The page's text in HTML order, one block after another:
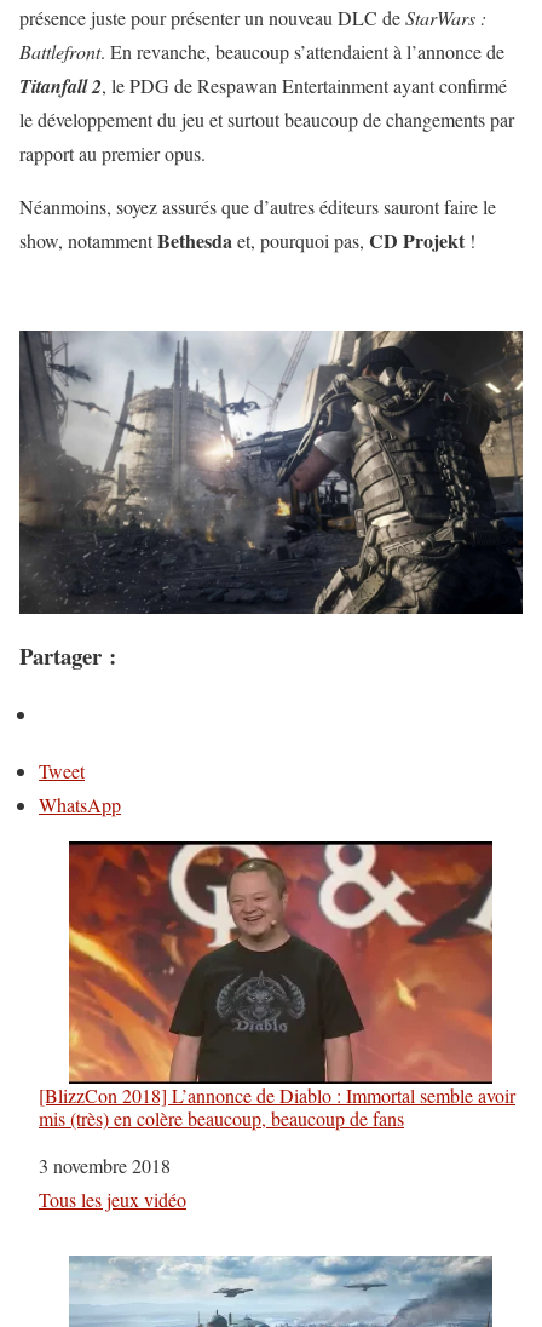
présence juste pour présenter un nouveau DLC deStarWars :
Battlefront. En revanche, beaucoup s’attendaient à l’annonce de
Titanfall 2, le PDG de Respawan Entertainment ayant confirmé
le développement du jeu et surtout beaucoup de changements par
rapport au premier opus.
Néanmoins, soyez assurés que d’autres éditeurs sauront faire le
show, notammentBethesdaet, pourquoi pas, CD Projekt !
Partager :
Tweet
WhatsApp
[BlizzCon 2018] L’annonce de Diablo : Immortal semble avoir
mis (très) en colère beaucoup, beaucoup de fans
Date
3 novembre 2018
Par rapport à
Tous les jeux vidéo